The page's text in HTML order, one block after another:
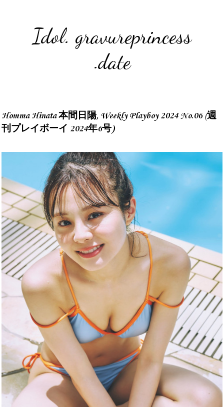
Idol. gravureprincess
.date
Homma Hinata 本間日陽, Weekly Playboy 2024 No.06 (週
刊プレイボーイ 2024年6号)